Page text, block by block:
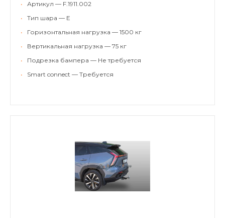
•
Артикул — F.1911.002
•
Тип шара — E
•
Горизонтальная нагрузка — 1500 кг
•
Вертикальная нагрузка — 75 кг
•
Подрезка бампера — Не требуется
•
Smart connect — Требуется